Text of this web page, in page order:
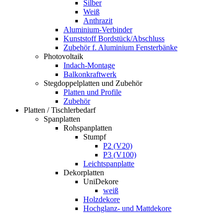
Silber
Weiß
Anthrazit
Aluminium-Verbinder
Kunststoff Bordstück/Abschluss
Zubehör f. Aluminium Fensterbänke
Photovoltaik
Indach-Montage
Balkonkraftwerk
Stegdoppelplatten und Zubehör
Platten und Profile
Zubehör
Platten / Tischlerbedarf
Spanplatten
Rohspanplatten
Stumpf
P2 (V20)
P3 (V100)
Leichtspanplatte
Dekorplatten
UniDekore
weiß
Holzdekore
Hochglanz- und Mattdekore